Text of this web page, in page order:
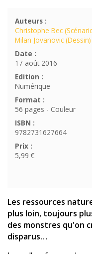
Auteurs :
Christophe Bec
Milan Jovanovic (Dessin)
Date :
17 août 2016
Edition :
Numérique
Format :
56 pages - Couleur
ISBN :
9782731627664
Prix :
5,99 €
Les ressources
plus loin, toujours
des monstres qu'on
disparus…